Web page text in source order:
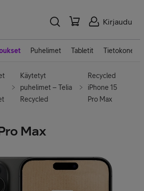
Kirjaudu
Puhelimet Tabletit Tietokoneet
Käytetyt
puhelimet – Telia
Recycled
Recycled
iPhone 15
Pro Max
Max